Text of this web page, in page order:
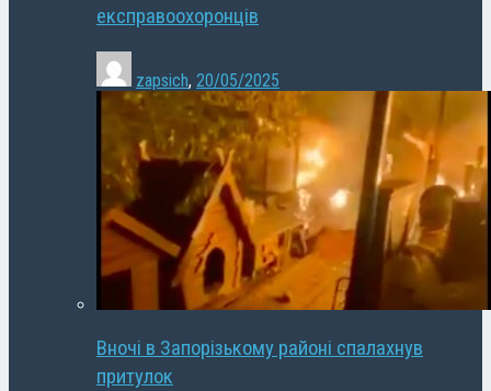
експравоохоронців
zapsich, 20/05/2025
Вночі в Запорізькому районі спалахнув
притулок